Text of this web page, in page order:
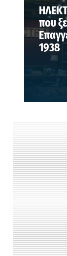
που
1938